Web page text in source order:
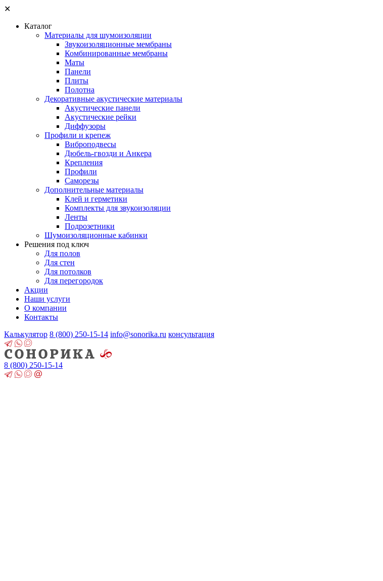
✕
Каталог
Материалы для шумоизоляции
Звукоизоляционные мембраны
Комбинированные мембраны
Маты
Панели
Плиты
Полотна
Декоративные акустические материалы
Акустические панели
Акустические рейки
Диффузоры
Профили и крепеж
Виброподвесы
Дюбель-гвозди и Анкера
Крепления
Профили
Саморезы
Дополнительные материалы
Клей и герметики
Комплекты для звукоизоляции
Ленты
Подрозетники
Шумоизоляционные кабинки
Решения под ключ
Для полов
Для стен
Для потолков
Для перегородок
Акции
Наши услуги
О компании
Контакты
Калькулятор 8 (800) 250-15-14 info@sonorika.ru консультация
8 (800) 250-15-14